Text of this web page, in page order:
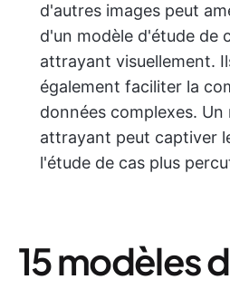
d'autres images peut
d'un modèle d'étude de
attrayant visuellement.
également faciliter la
données complexes.
attrayant peut captiver
l'étude de cas plus
15 modèles